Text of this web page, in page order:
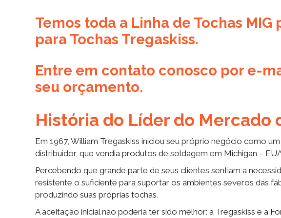
Temos toda a Linha de Tochas MIG
para Tochas Tregaskiss.
Entre em contato conosco por e-
seu orçamento.
História do Líder do Mercado
Em 1967, William Tregaskiss iniciou seu próprio negócio como
distribuidor, que vendia produtos de soldagem em Michigan –
Percebendo que grande parte de seus clientes sentiam a
resistente o suficiente para suportar os ambientes severos das
produzindo suas próprias tochas.
A aceitação inicial não poderia ter sido melhor: a Tregaskiss e a